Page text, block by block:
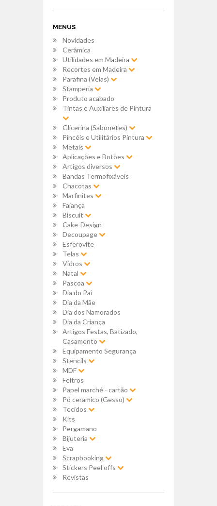
MENUS
Novidades
Cerâmica
Utilidades em Madeira
Recortes em Madeira
Parafina (Velas)
Stamperia
Produto acabado
Tintas e Auxiliares de Pintura
Glicerina (Sabonetes)
Pincéis e Utilitários Pintura
Metais
Aplicações e Botões
Artigos diversos
Bandas Termofixáveis
Chacotas
Marfinites
Faiança
Biscuit
Cake-Design
Decoupage
Esferovite
Telas
Vidros
Natal
Pascoa
Dia do Pai
Dia da Mãe
Dia dos Namorados
Dia da Criança
Artigos Festas, Batizado,
Casamento
Equipamento Segurança
Stencils
MDF
Feltros
Papel marché - cartão
Pó ceramico (Gesso)
Tecidos
Kits
Pergamano
Bijuteria
Eva
Scrapbooking
Stickers Peel offs
Revistas